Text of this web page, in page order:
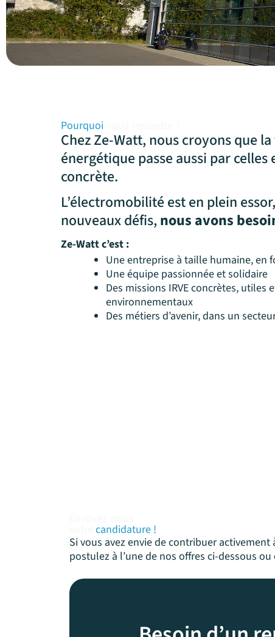
Pourquoi
Chez Ze-Watt, nous croyons que
énergétique passe aussi par
concrète.
L’électromobilité est en plein
nouveaux défis, nous avons
Ze-Watt c’est :
Une entreprise à taille humaine, en
Une équipe passionnée et solidaire
Des missions IRVE concrètes, utiles
environnementaux
Des métiers d’avenir, dans un
candidature !
Si vous avez envie de contribuer
postulez à l’une de nos offres ci-dessous